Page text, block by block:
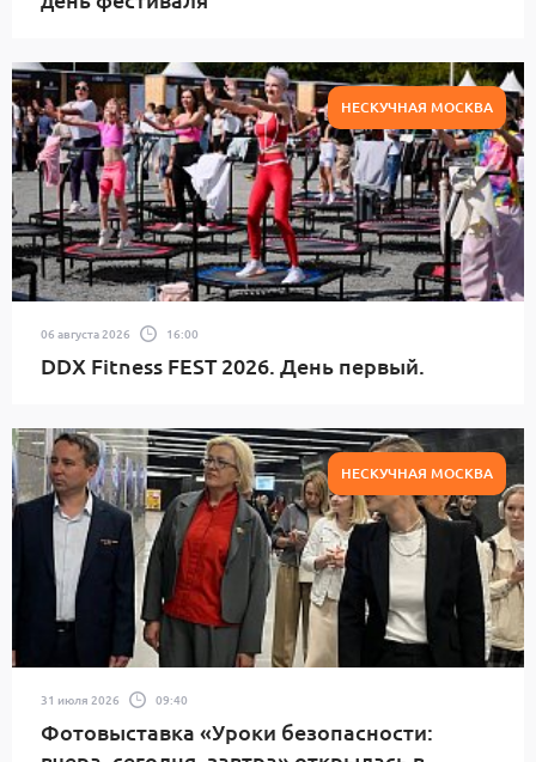
НЕСКУЧНАЯ МОСКВА
06 августа 2026 16:00
DDX Fitness FEST 2026. День первый.
НЕСКУЧНАЯ МОСКВА
31 июля 2026 09:40
Фотовыставка «Уроки безопасности: